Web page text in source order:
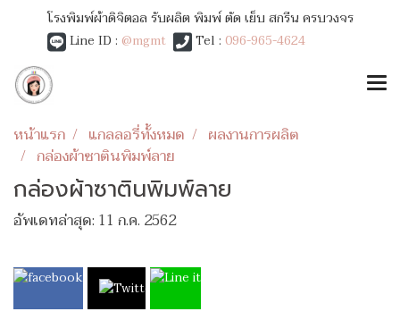
โรงพิมพ์ผ้าดิจิตอล รับผลิต พิมพ์ ตัด เย็บ สกรีน ครบวงจร
Line ID : @mgmt Tel : 096-965-4624
หน้าแรก แกลลอรี่ทั้งหมด
ผลงานการผลิต
กล่องผ้าซาตินพิมพ์ลาย
กล่องผ้าซาตินพิมพ์ลาย
อัพเดทล่าสุด: 11 ก.ค. 2562